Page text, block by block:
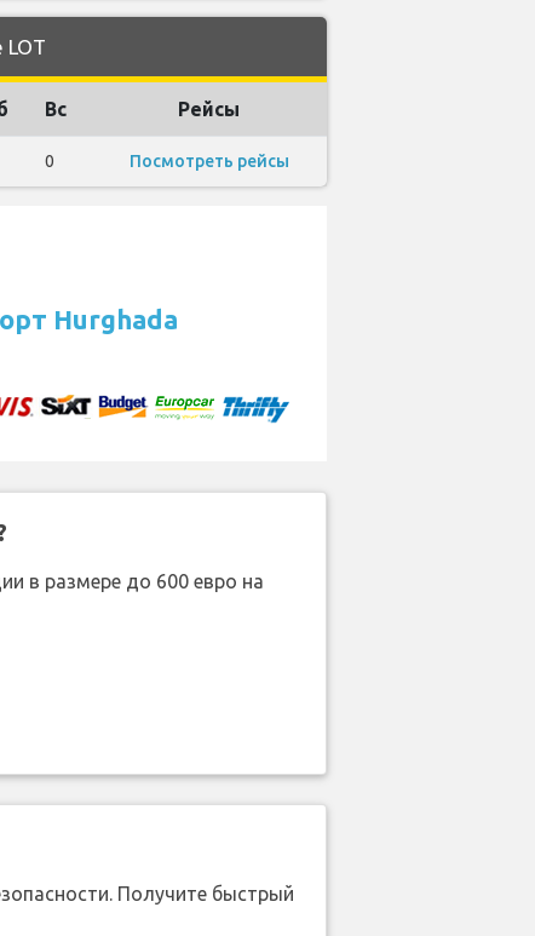
Вс Рейсы
0 Посмотреть рейсы
Hurghada
в размере до 600 евро на
Получите быстрый